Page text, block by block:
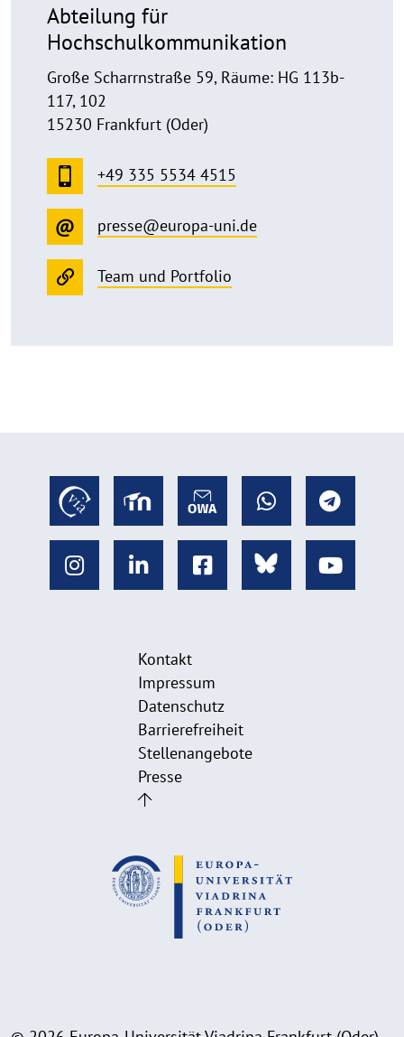
Abteilung für
Hochschulkommunikation
Große Scharrnstraße 59, Räume: HG 113b-
117, 102
15230 Frankfurt (Oder)
+49 335 5534 4515
presse@europa-uni.de
Team und Portfolio
Kontakt
Impressum
Datenschutz
Barrierefreiheit
Stellenangebote
Presse